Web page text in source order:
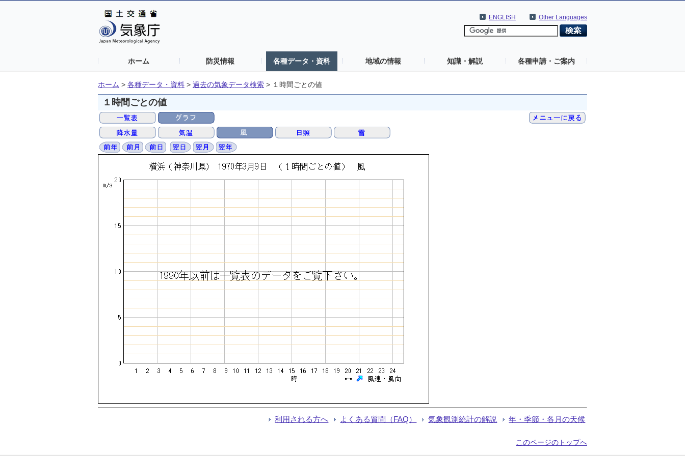
Other Languages
ENGLISH
ホーム 防災情報 各種データ・資料 地域の情報 知識・解説 各種申請・ご案内
ホーム > 各種データ・資料 > 過去の気象データ検索 > １時間ごとの値
１時間ごとの値
利用される方へ よくある質問（FAQ） 気象観測統計の解説 年・季節・各月の天候
このページのトップへ